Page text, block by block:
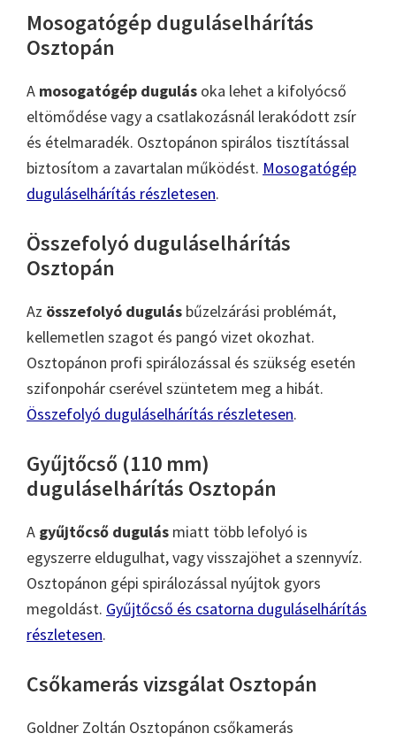
Mosogatógép duguláselhárítás
Osztopán
A mosogatógép dugulás oka lehet a kifolyócső
eltömődése vagy a csatlakozásnál lerakódott zsír
és ételmaradék. Osztopánon spirálos tisztítással
biztosítom a zavartalan működést. Mosogatógép
duguláselhárítás részletesen.
Összefolyó duguláselhárítás
Osztopán
Az összefolyó dugulás bűzelzárási problémát,
kellemetlen szagot és pangó vizet okozhat.
Osztopánon profi spirálozással és szükség esetén
szifonpohár cserével szüntetem meg a hibát.
Összefolyó duguláselhárítás részletesen.
Gyűjtőcső (110 mm)
duguláselhárítás Osztopán
A gyűjtőcső dugulás miatt több lefolyó is
egyszerre eldugulhat, vagy visszajöhet a szennyvíz.
Osztopánon gépi spirálozással nyújtok gyors
megoldást. Gyűjtőcső és csatorna duguláselhárítás
részletesen.
Csőkamerás vizsgálat Osztopán
Goldner Zoltán Osztopánon csőkamerás